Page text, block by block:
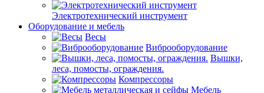
Электротехнический инструмент
Оборудование и мебель
Весы
Виброоборудование
Вышки,
леса, помосты, ограждения.
Компрессоры
Мебель